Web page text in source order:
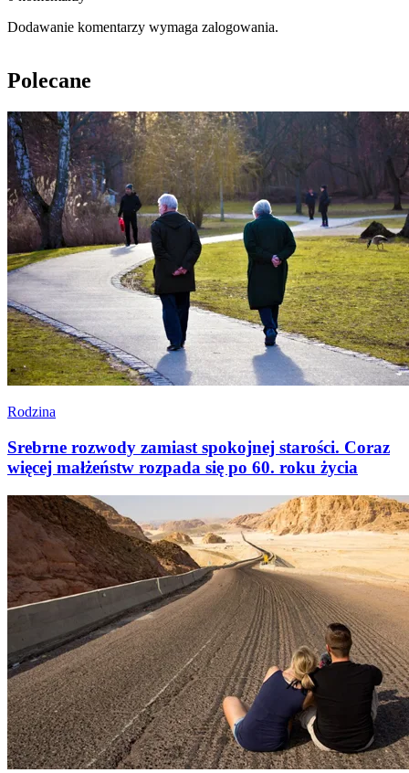
Dodawanie komentarzy wymaga zalogowania.
Polecane
Rodzina
Srebrne rozwody zamiast spokojnej starości. Coraz
więcej małżeństw rozpada się po 60. roku życia